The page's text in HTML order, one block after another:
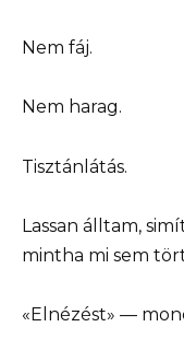
Nem fáj.
Nem harag.
Tisztánlátás.
Lassan álltam,
mintha mi sem
«Elnézést» —